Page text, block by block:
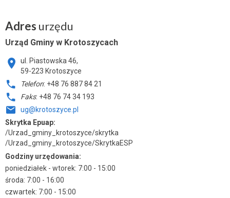
Adres urzędu
Urząd Gminy w Krotoszycach
ul. Piastowska 46,
59-223 Krotoszyce
Telefon: +48 76 887 84 21
Faks: +48 76 74 34 193
ug@krotoszyce.pl
Skrytka Epuap:
/Urzad_gminy_krotoszyce/skrytka
/Urzad_gminy_krotoszyce/SkrytkaESP
Godziny urzędowania:
poniedziałek - wtorek: 7:00 - 15:00
środa: 7:00 - 16:00
czwartek: 7:00 - 15:00